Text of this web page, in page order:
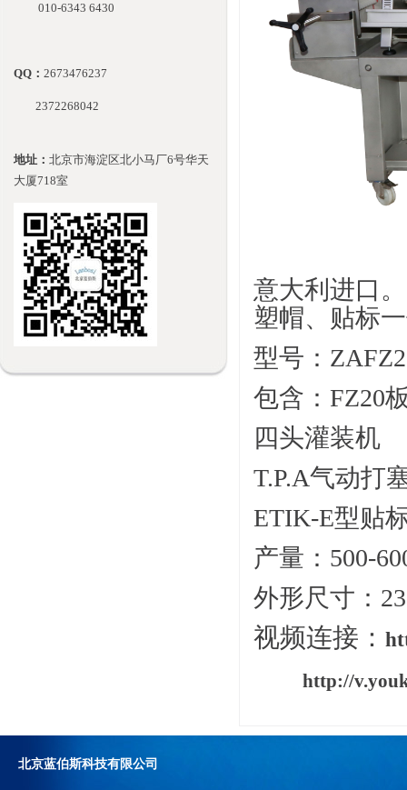
010-6343 6430
QQ： 2673476237
2372268042
地址： 北京市海淀区北小马厂6号华天
大厦718室
意大利进口
塑帽、贴标
型号：
包含：FZ20
四头灌装机
T.P.A气动打
ETIK-E型贴
产量：500-
外形尺寸：
视频连接：
http://
北京蓝伯斯科技有限公司